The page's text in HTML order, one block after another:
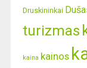
Druskininkai
turizmas
kaina kainos